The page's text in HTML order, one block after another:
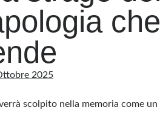
che
2025
scolpito nella memoria come un